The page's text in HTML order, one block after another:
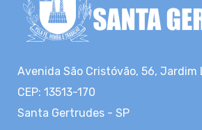
Avenida São Cristóvão, 56, Jardim
CEP: 13513-170
Santa Gertrudes - SP